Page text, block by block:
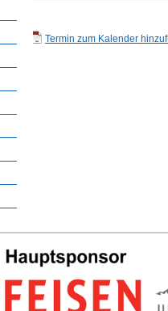
Termin zum Kalender